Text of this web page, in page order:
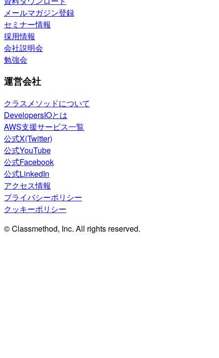
メールマガジン登録
セミナー情報
採用情報
会社説明会
勉強会
運営会社
クラスメソッドについて
DevelopersIOとは
AWS支援サービス一覧
公式X(Twitter)
公式YouTube
公式Facebook
公式LinkedIn
アクセス情報
プライバシーポリシー
クッキーポリシー
© Classmethod, Inc. All rights reserved.